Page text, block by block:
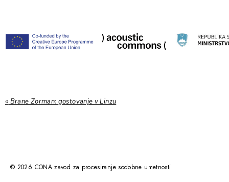
« Brane Zorman: gostovanje v Linzu
© 2026 CONA zavod za procesiranje sodobne umetnosti